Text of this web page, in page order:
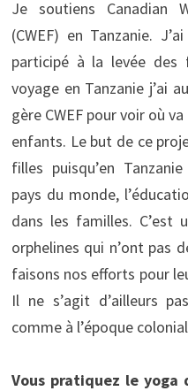
Je soutiens Canadian
(CWEF) en Tanzanie.
participé à la levée des
voyage en Tanzanie j’ai
gère CWEF pour voir où
enfants. Le but de ce
filles puisqu’en
pays du monde,
dans les familles.
orphelines qui n’ont pas
faisons nos efforts pour
Il ne s’agit d’ailleurs
comme à l’époque
Vous pratiquez le yoga